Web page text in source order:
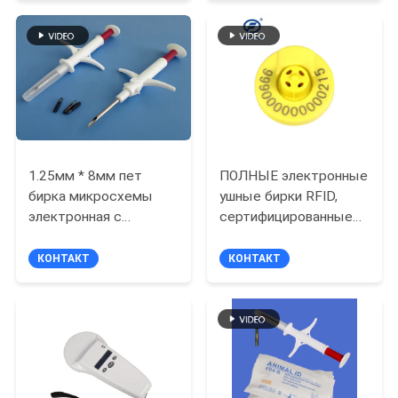
PRIVACY
POLICY
Warranty
1.25мм * 8мм пет
бирка микросхемы
электронная с
микросхема гпс
КОНТАКТ
ПОЛНЫЕ электронные
ушные бирки RFID,
сертифицированные
отслеживания скота.
система управления
идентификацией
животных с защитой
несанкционированного
КОНТАКТ